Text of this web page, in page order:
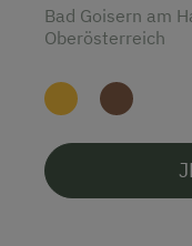
Bad Goisern am
Oberösterreich